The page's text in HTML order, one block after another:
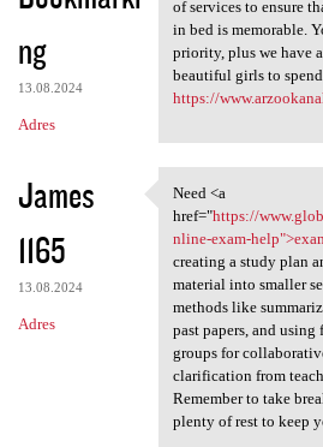
ng
13.08.2024
Adres
of services to ensure
in bed is memorable.
priority, plus we have
beautiful girls to
https://
James
1165
13.08.2024
Adres
Need <a
Need <a
href="https://
nline-exam-
creating a study plan
material into smaller
methods like
past papers, and
groups for
clarification from
Remember to take
plenty of rest to keep